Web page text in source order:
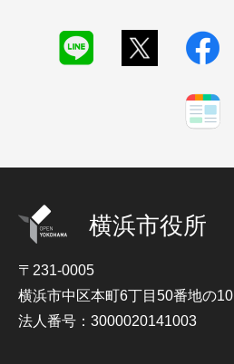
横浜市役所
〒231-0005
横浜市中区本町6丁目50番地の10
法人番号：3000020141003